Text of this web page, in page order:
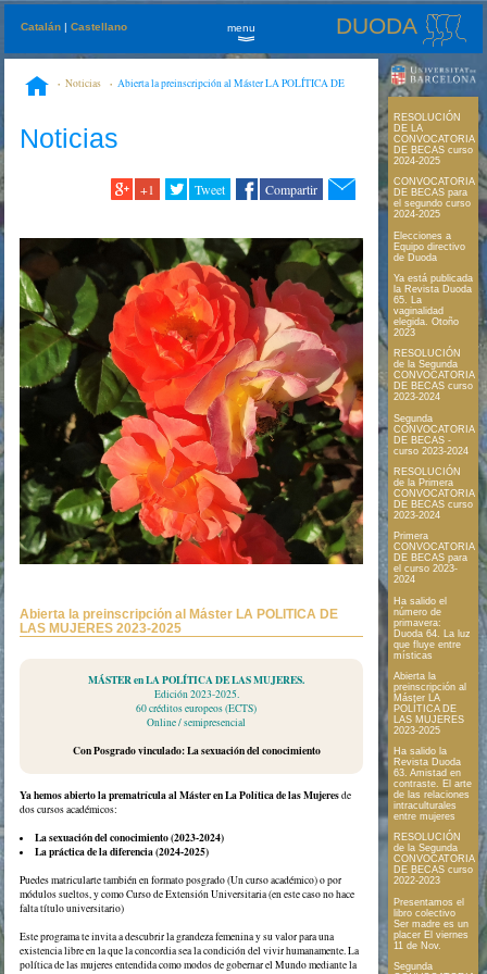
Catalán |Castellano DUODA
menu
»
Noticias
Abierta la preinscripción al Máster LA POLÍTICA DE
Noticias
+1 Tweet Compartir
Abierta la preinscripción al Máster LA POLÍTICA DE
LAS MUJERES 2023-2025
MÁSTER en LA POLÍTICA DE LAS MUJERES.
Edición 2023-2025.
60 créditos europeos (ECTS)
Online / semipresencial
Con Posgrado vinculado: La sexuación del conocimiento
Ya hemos abierto la prematrícula al Máster en La Política de las Mujeresde
dos cursos académicos:
La sexuación del conocimiento (2023-2024)
La práctica de la diferencia (2024-2025)
Puedes matricularte también en formato posgrado (Un curso académico) o por
módulos sueltos, y como Curso de Extensión Universitaria (en este caso no hace
falta título universitario)
Este programa te invita a descubrir la grandeza femenina y su valor para una
existencia libre en la que la concordia sea la condición del vivir humanamente. La
política de las mujeres entendida como modos de gobernar el Mundo mediante la
RESOLUCIÓN
DE LA
CONVOCATORIA
DE BECAS curso
2024-2025
CONVOCATORIA
DE BECAS para
el segundo curso
2024-2025
Elecciones a
Equipo directivo
de Duoda
Ya está publicada
la Revista Duoda
65. La
vaginalidad
elegida. Otoño
2023
RESOLUCIÓN
de la Segunda
CONVOCATORIA
DE BECAS curso
2023-2024
Segunda
CONVOCATORIA
DE BECAS -
curso 2023-2024
RESOLUCIÓN
de la Primera
CONVOCATORIA
DE BECAS curso
2023-2024
Primera
CONVOCATORIA
DE BECAS para
el curso 2023-
2024
Ha salido el
número de
primavera:
Duoda 64. La luz
que fluye entre
místicas
Abierta la
preinscripción al
Máster LA
POLÍTICA DE
LAS MUJERES
2023-2025
Ha salido la
Revista Duoda
63. Amistad en
contraste. El arte
de las relaciones
intraculturales
entre mujeres
RESOLUCIÓN
de la Segunda
CONVOCATORIA
DE BECAS curso
2022-2023
Presentamos el
libro colectivo
Ser madre es un
placer El viernes
11 de Nov.
Segunda